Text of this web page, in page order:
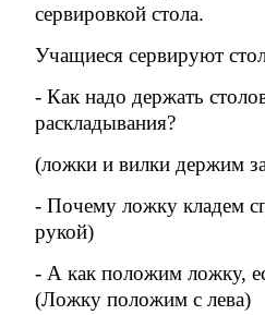
сервировкой стола.
Учащиеся сервируют
- Как надо держать
раскладывания?
(ложки и вилки держим
- Почему ложку кладем
рукой)
- А как положим ложку,
(Ложку положим с лева)